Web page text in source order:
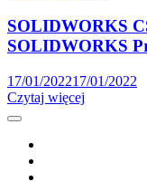
SOLIDWORKS
SOLIDWORKS
17/01/202217/01/2022
Czytaj więcej